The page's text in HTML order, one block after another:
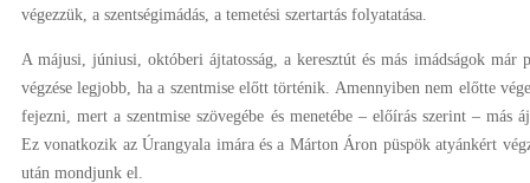
végezzük, a szentségimádás, a temetési szertartás folyatatása.
A májusi, júniusi, októberi ájtatosság, a keresztút és más imádságok már
végzése legjobb, ha a szentmise előtt történik. Amennyiben nem előtte
fejezni, mert a szentmise szövegébe és menetébe – előírás szerint – más
Ez vonatkozik az Úrangyala imára és a Márton Áron püspök atyánkért
után mondjunk el.